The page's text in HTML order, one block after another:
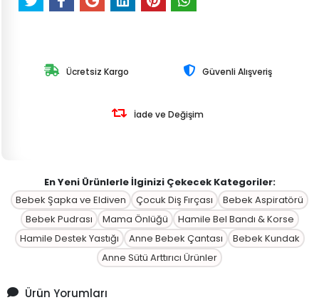
Ücretsiz Kargo Güvenli Alışveriş
İade ve Değişim
En Yeni Ürünlerle İlginizi Çekecek Kategoriler:
Bebek Şapka ve Eldiven
Çocuk Diş Fırçası
Bebek Aspiratörü
Bebek Pudrası
Mama Önlüğü
Hamile Bel Bandı & Korse
Hamile Destek Yastığı
Anne Bebek Çantası
Bebek Kundak
Anne Sütü Arttırıcı Ürünler
Ürün Yorumları